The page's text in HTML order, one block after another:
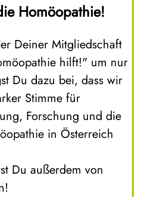
Homöopathie!
Deiner Mitgliedschaft
hilft!" um nur
Du dazu bei, dass wir
Stimme für
Forschung und die
in Österreich
Du außerdem von